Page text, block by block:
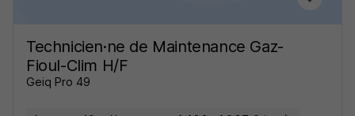
Technicien·ne de Maintenance Gaz-
Fioul-Clim H/F
Geiq Pro 49